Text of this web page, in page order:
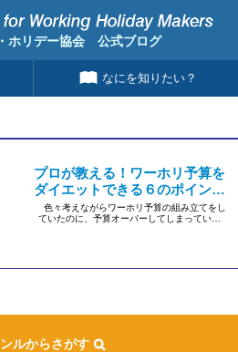
ホリデー協会 公式ブログ
なにを知りたい？
プロが教える！ワーホリ予算を
ダイエットできる６のポイン
ト！
色々考えながらワーホリ予算の組み立てをし
ていたのに、予算オーバーしてしまっていた
ルからさがす